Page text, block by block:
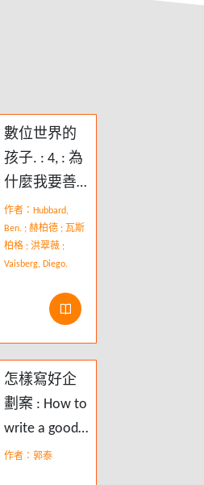
數位世界的
孩子. : 4, : 為
什麼我要善
用社群媒體?
作者：Hubbard,
Ben. ; 赫柏德 ; 瓦斯
柏格 ; 洪翠薇 ;
Vaisberg, Diego.
怎樣寫好企
劃案 : How to
write a good
business plan
作者：郭泰